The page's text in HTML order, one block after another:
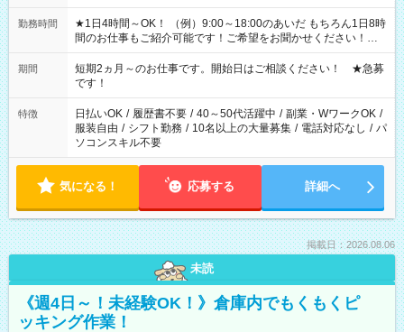
勤務時間
★1日4時間～OK！ （例）9:00～18:00のあいだ もちろん1日8時
間のお仕事もご紹介可能です！ご希望をお聞かせください！★
家庭の都合でお休みが必要な場合も遠慮なくご相談ください。
※週最低15時間以上の勤務が必要です
期間
短期2ヵ月～のお仕事です。開始日はご相談ください！ ★急募
です！
特徴 日払いOK / 履歴書不要 / 40～50代活躍中 / 副業・WワークOK /
服装自由 / シフト勤務 / 10名以上の大量募集 / 電話対応なし / パ
ソコンスキル不要
気になる！ 応募する 詳細へ
掲載日：2026.08.06
未読
《週4日～！未経験OK！》倉庫内でもくもくピ
ッキング作業！